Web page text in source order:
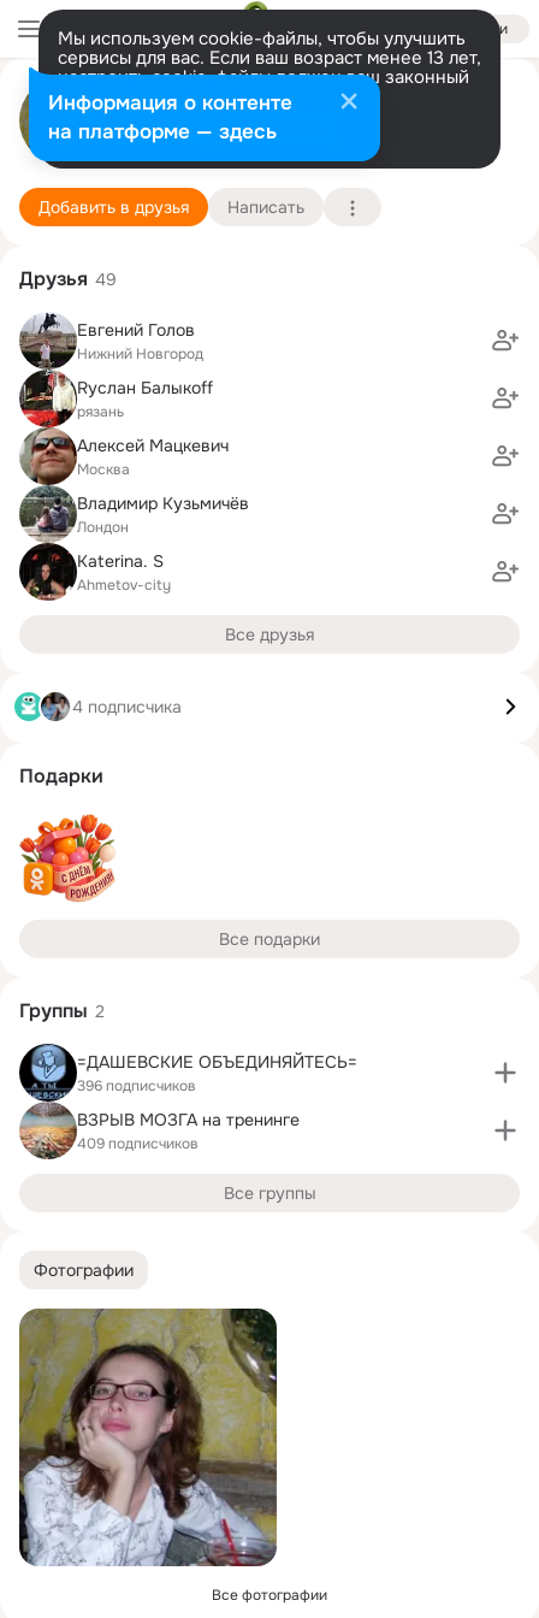
Войти
Мы используем cookie-файлы, чтобы улучшить
сервисы для вас. Если ваш возраст менее 13 лет,
настроить cookie-файлы должен ваш законный
представитель. Больше информации
Разрешить все Настроить
Юлия Дашевская
Москва
7 марта (50 лет)
49 школа (с лицейскими классами)
Подробнее
Добавить в друзья Написать
Фотографии
Все фотографии
Друзья 49
Евгений Голов
Нижний Новгород
Rуслан Балыкоff
рязань
Алексей Мацкевич
Москва
Владимир Кузьмичёв
Лондон
Katerina. S
Ahmetov-city
Все друзья
4 подписчика
Подарки
Все подарки
Группы 2
=ДАШЕВСКИЕ ОБЪЕДИНЯЙТЕСЬ=
396 подписчиков
ВЗРЫВ МОЗГА на тренинге
409 подписчиков
Все группы
Информация о контенте
на платформе — здесь